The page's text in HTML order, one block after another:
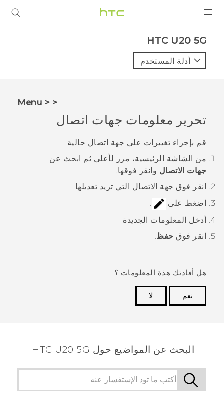
VIVE
VIVERSE
البرامج + التطبيقات
الدعم
أجهزة HTC والملحقات
‎HTC U20 5G‎
أدلة المستخدم
< < Menu
تحرير معلومات جهات اتصال
قم بإجراء تغييرات على جهة اتصال حالية.
من الشاشة
الرئيسية، مرر لأعلى ثم ابحث عن
جهات الاتصال وانقر فوقها.
انقر فوق جهة الاتصال التي تريد تعديلها.
اضغط على
.
أدخل المعلومات الجديدة.
انقر فوق حفظ
هل أفادتك هذة المعلومات ؟
نعم
لا
البحث عن المواضيع حول ‎HTC U20 5G